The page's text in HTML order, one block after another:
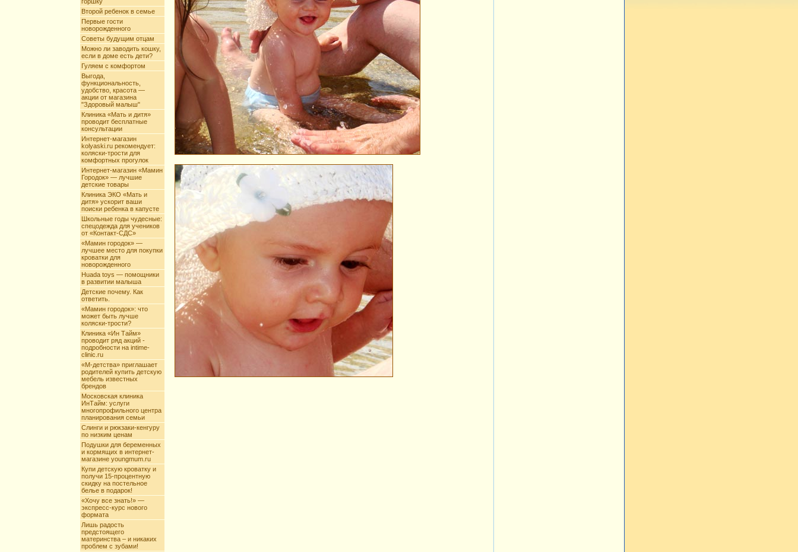
Второй ребенок в семье
Первые гости
новорожденного
Советы будущим отцам
Можно ли заводить кошку,
если в доме есть дети?
Гуляем с комфортом
Выгода,
функциональность,
удобство, красота —
акции от магазина
"Здоровый малыш"
Клиника «Мать и дитя»
проводит бесплатные
консультации
Интернет-магазин
kolyaski.ru рекомендует:
коляски-трости для
комфортных прогулок
Интернет-магазин «Мамин
Городок» — лучшие
детские товары
Клиника ЭКО «Мать и
дитя» ускорит ваши
поиски ребенка в капусте
Школьные годы чудесные:
спецодежда для учеников
от «Контакт-СДС»
«Мамин городок» —
лучшее место для покупки
кроватки для
новорожденного
Huada toys — помощники
в развитии малыша
Детские почему. Как
ответить.
«Мамин городок»: что
может быть лучше
коляски-трости?
Клиника «Ин Тайм»
проводит ряд акций -
подробности на intime-
clinic.ru
«М-детства» приглашает
родителей купить детскую
мебель известных
брендов
Московская клиника
ИнТайм: услуги
многопрофильного центра
планирования семьи
Слинги и рюкзаки-кенгуру
по низким ценам
Подушки для беременных
и кормящих в интернет-
магазине youngmum.ru
Купи детскую кроватку и
получи 15-процентную
скидку на постельное
белье в подарок!
«Хочу все знать!» —
экспресс-курс нового
формата
Лишь радость
предстоящего
материнства – и никаких
проблем с зубами!